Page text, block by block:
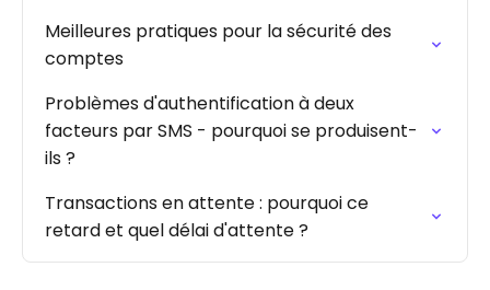
Meilleures pratiques pour la sécurité des
comptes
Problèmes d'authentification à deux
facteurs par SMS - pourquoi se produisent-
ils ?
Transactions en attente : pourquoi ce
retard et quel délai d'attente ?